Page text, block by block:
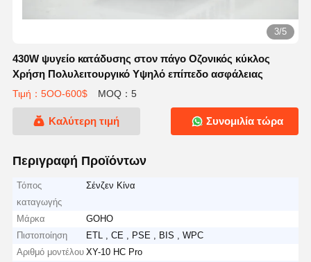
3/5
430W ψυγείο κατάδυσης στον πάγο Οζονικός κύκλος
Χρήση Πολυλειτουργικό Υψηλό επίπεδο ασφάλειας
Τιμή：5OO-600$ MOQ：5
Καλύτερη τιμή Συνομιλία τώρα
Περιγραφή Προϊόντων
Τόπος
καταγωγής
Σένζεν Κίνα
Μάρκα
GOHO
Πιστοποίηση
ETL , CE , PSE , BIS , WPC
Αριθμό μοντέλου XY-10 HC Pro